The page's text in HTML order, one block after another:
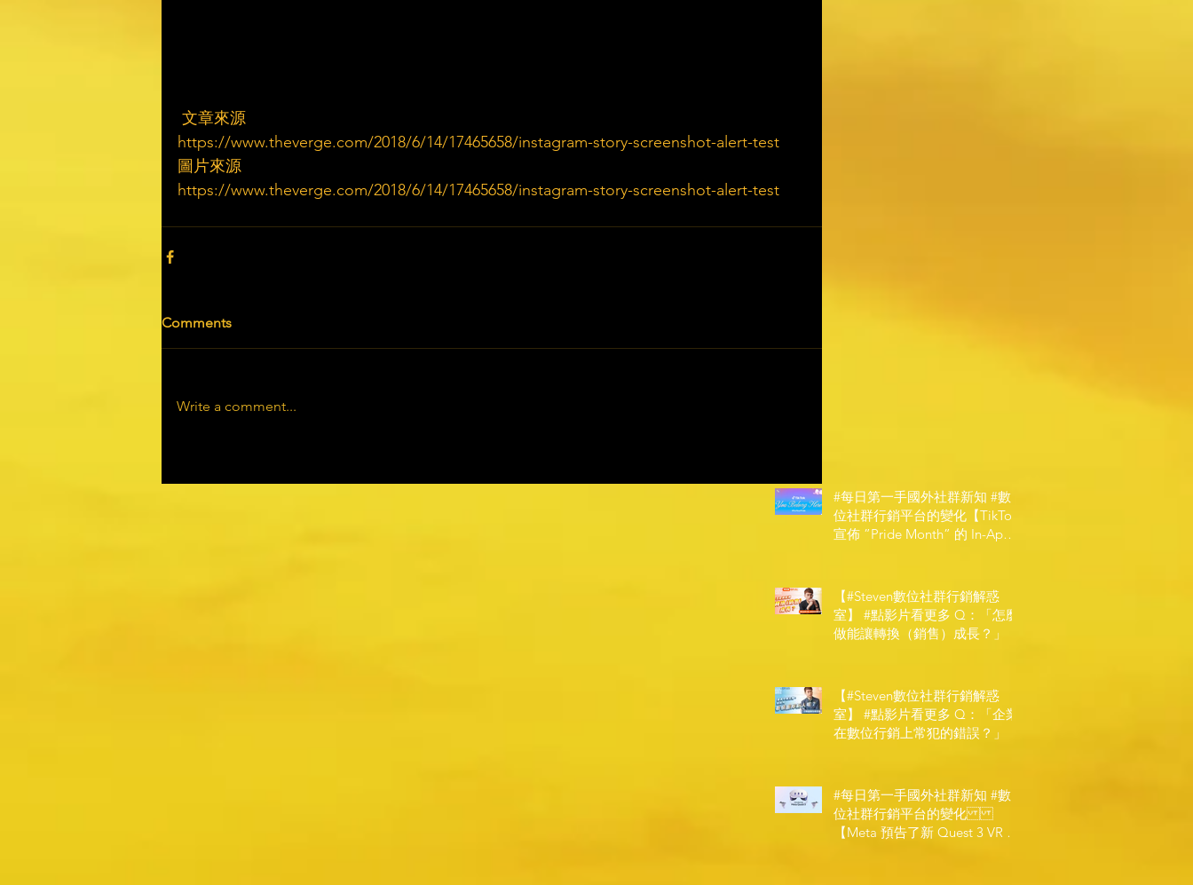
文章來源
https://www.theverge.com/2018/6/14/17465658/instagram-story-screenshot-alert-test
圖片來源
https://www.theverge.com/2018/6/14/17465658/instagram-story-screenshot-alert-test
Comments
Write a comment...
#每日第一手國外社群新知 #數
位社群行銷平台的變化【TikTok
宣佈 ”Pride Month” 的 In-App
【#Steven數位社群行銷解惑
室】 #點影片看更多​ Q：「怎麼
做能讓轉換（銷售）成長？」
【#Steven數位社群行銷解惑
室】 #點影片看更多​ Q：「企業
在數位行銷上常犯的錯誤？」
#每日第一手國外社群新知 #數
位社群行銷平台的變化
【Meta 預告了新 Quest 3 VR 耳